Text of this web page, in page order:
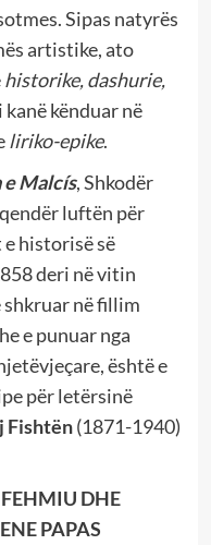
Sipas natyrës
artistike, ato
historike, dashurie,
kënduar në
liriko-epike.
e Malcís, Shkodër
luftën për
historisë së
deri në vitin
shkruar në fillim
e punuar nga
është e
për letërsinë
Fishtën (1871-1940)
DHE
PAPAS